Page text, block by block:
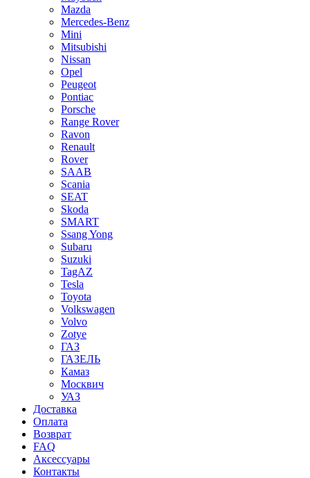
Mazda
Mercedes-Benz
Mini
Mitsubishi
Nissan
Opel
Peugeot
Pontiac
Porsche
Range Rover
Ravon
Renault
Rover
SAAB
Scania
SEAT
Skoda
SMART
Ssang Yong
Subaru
Suzuki
TagAZ
Tesla
Toyota
Volkswagen
Volvo
Zotye
ГАЗ
ГАЗЕЛЬ
Камаз
Москвич
УАЗ
Доставка
Оплата
Возврат
FAQ
Аксессуары
Контакты